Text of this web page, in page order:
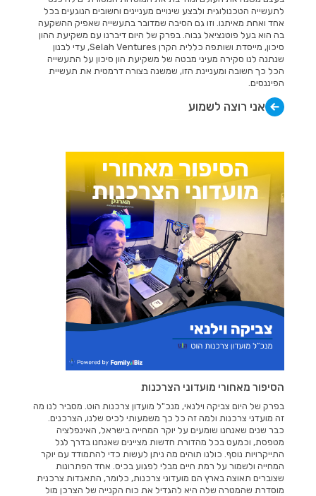
לתעשייה הטכנולוגית ולבצע שינויים מעניינים וחשובים הנוגעים בכל
אחד ואחת מאיתנו. וזו גם הסיבה שמדובר בתעשייה שאפיק ההשקעה
בה הוא בעל פוטנציאל גבוה. בפרק של היום דיברנו עם משקיעת ההון
סיכון, מייסדת ושותפה כללית הקרן Selah Ventures, עדי לבנון
שנתנה לנו סקירה מעיני מבטה של משקיעת הון סיכון על התעשייה
הכל כך חשובה ומעניינת הזו, שמשנה בצורה דרמטית את תעשיית
הפיננסים.
אני רוצה לשמוע
הסיפור מאחורי מועדוני הצרכנות
בפרק של היום צביקה וילנאי, מנכ"ל מועדון צרכנות הוט. מסביר לנו מה
זה מועדני צרכנות ולמה זה כל כך משמעותי לכיס שלנו, הצרכנים.
כבר שנים שאנחנו שומעים על יוקר המחייה בישראל, האינפלציה
מטפסת, וכמעט בכל מהדורת חדשות מציינים שאנחנו בדרך לגל
התייקרויות נוסף. כולנו תוהים מה ניתן לעשות כדי להתמודד עם יוקר
המחייה ולשמור על רמת חיים מבלי לפגוע בכיס. אחד הפתרונות
שצוברים תאוצה בארץ הם מועדוני צרכנות, כלומר, התאגדות צרכנית
מוסדרת שהמטרה שלה היא להגדיל את כוח הקנייה של הצרכן מול